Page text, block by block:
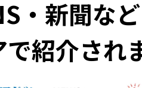
・新聞など
紹介され